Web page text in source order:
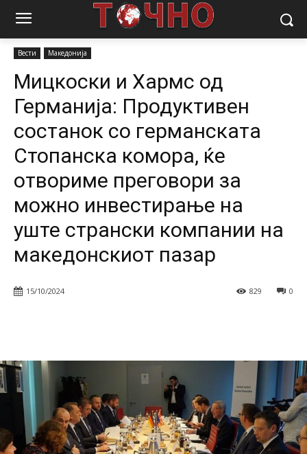
Почетна
Мицкоски и Хармс од Германија: Продуктивен
Вести Македонија
Мицкоски и Хармс од
Германија: Продуктивен
состанок со германската
Стопанска комора, ќе
отвориме преговори за
можно инвестирање на
уште странски компании на
македонскиот пазар
15/10/2024 0
829